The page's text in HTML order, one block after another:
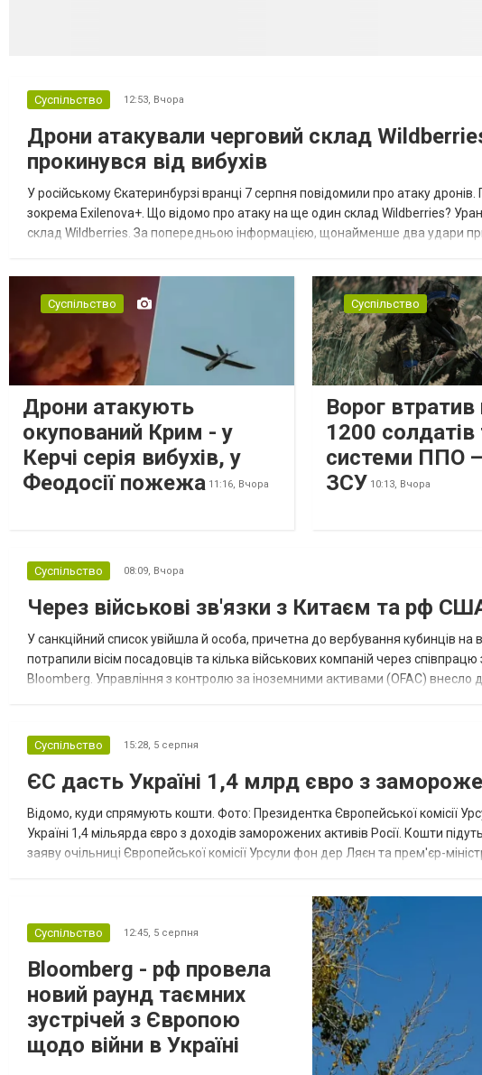
Суспільство 12:53, Вчора
Дрони атакували черговий склад
прокинувся від вибухів
У російському Єкатеринбурзі вранці 7 серпня повідомили про атаку
зокрема Exilenova+. Що відомо про атаку на ще один склад Wildberries?
склад Wildberries. За попередньою інформацією, щонайменше два удари
Суспільство
Дрони атакують
окупований Крим - у
Керчі серія вибухів, у
Феодосії пожежа 11:16, Вчора
Суспільство
Ворог
1200 солдатів
системи ППО
ЗСУ 10:13, Вчора
Суспільство 08:09, Вчора
Через військові зв'язки з Китаєм та рф
У санкційний список увійшла й особа, причетна до вербування кубинців
потрапили вісім посадовців та кілька військових компаній через
Bloomberg. Управління з контролю за іноземними активами (OFAC) внесло
Суспільство 15:28, 5 серпня
ЄС дасть Україні 1,4 млрд євро з
Відомо, куди спрямують кошти. Фото: Президентка Європейської комісії
Україні 1,4 мільярда євро з доходів заморожених активів Росії. Кошти
заяву очільниці Європейської комісії Урсули фон дер Ляєн та прем'єр-
Суспільство 12:45, 5 серпня
Bloomberg - рф провела
новий раунд таємних
зустрічей з Європою
щодо війни в Україні